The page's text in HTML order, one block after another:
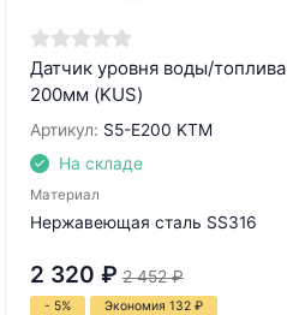
Датчик уровня воды/топлива
200мм (KUS)
Артикул: S5-E200 KTM
На складе
Материал
Нержавеющая сталь SS316
2 320 ₽ 2 452 ₽
- 5% Экономия 132 ₽